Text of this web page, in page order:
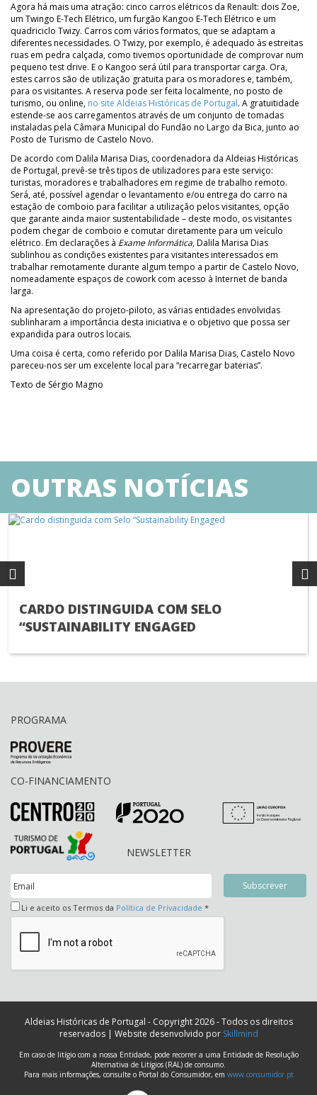
Agora há mais uma atração: cinco carros elétricos da Renault: dois Zoe,
um Twingo E-Tech Elétrico, um furgão Kangoo E-Tech Elétrico e um
quadriciclo Twizy. Carros com vários formatos, que se adaptam a
diferentes necessidades. O Twizy, por exemplo, é adequado às estreitas
ruas em pedra calçada, como tivemos oportunidade de comprovar num
pequeno test drive. E o Kangoo será útil para transportar carga. Ora,
estes carros são de utilização gratuita para os moradores e, também,
para os visitantes. A reserva pode ser feita localmente, no posto de
turismo, ou online, no site Aldeias Históricas de Portugal. A gratuitidade
estende-se aos carregamentos através de um conjunto de tomadas
instaladas pela Câmara Municipal do Fundão no Largo da Bica, junto ao
Posto de Turismo de Castelo Novo.
De acordo com Dalila Marisa Dias, coordenadora da Aldeias Históricas
de Portugal, prevê-se três tipos de utilizadores para este serviço:
turistas, moradores e trabalhadores em regime de trabalho remoto.
Será, até, possível agendar o levantamento e/ou entrega do carro na
estação de comboio para facilitar a utilização pelos visitantes, opção
que garante ainda maior sustentabilidade – deste modo, os visitantes
podem chegar de comboio e comutar diretamente para um veículo
elétrico. Em declarações à Exame Informática, Dalila Marisa Dias
sublinhou as condições existentes para visitantes interessados em
trabalhar remotamente durante algum tempo a partir de Castelo Novo,
nomeadamente espaços de cowork com acesso à Internet de banda
larga.
Na apresentação do projeto-piloto, as várias entidades envolvidas
sublinharam a importância desta iniciativa e o objetivo que possa ser
expandida para outros locais.
Uma coisa é certa, como referido por Dalila Marisa Dias, Castelo Novo
pareceu-nos ser um excelente local para “recarregar baterias”.
Texto de Sérgio Magno
OUTRAS NOTÍCIAS
CARDO DISTINGUIDA COM SELO
“SUSTAINABILITY ENGAGED
PROGRAMA
CO-FINANCIAMENTO
NEWSLETTER
Li e aceito os Termos da Política de Privacidade *
Aldeias Históricas de Portugal - Copyright 2026 - Todos os direitos
reservados | Website desenvolvido por Skillmind
Em caso de litígio com a nossa Entidade, pode recorrer a uma Entidade de Resolução
Alternativa de Litígios (RAL) de consumo.
Para mais informações, consulte o Portal do Consumidor, em www.consumidor.pt